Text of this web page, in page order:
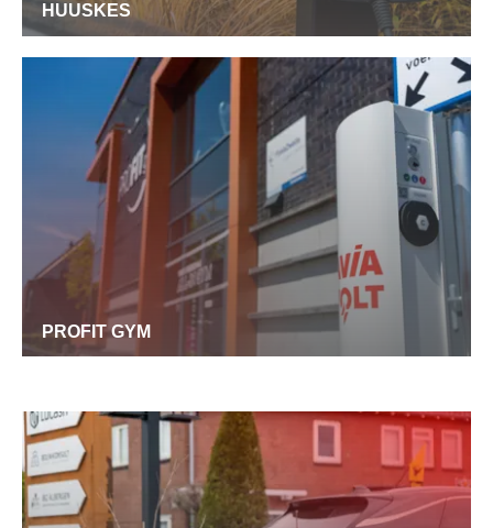
HUUSKES
PROFIT GYM